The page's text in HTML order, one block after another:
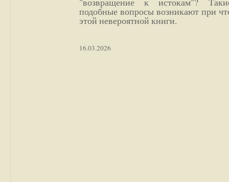
подобные вопросы возникают при
этой невероятной книги.
16.03.2026